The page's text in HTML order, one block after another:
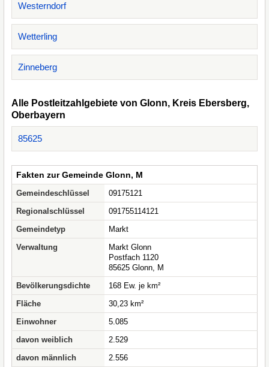
Westerndorf
Wetterling
Zinneberg
Alle Postleitzahlgebiete von Glonn, Kreis Ebersberg,
Oberbayern
85625
Fakten zur Gemeinde Glonn, M
Gemeindeschlüssel
09175121
Regionalschlüssel
091755114121
Gemeindetyp
Markt
Verwaltung
Markt Glonn
Postfach 1120
85625 Glonn, M
Bevölkerungsdichte
168 Ew. je km²
Fläche
30,23 km²
Einwohner
5.085
davon weiblich
2.529
davon männlich
2.556